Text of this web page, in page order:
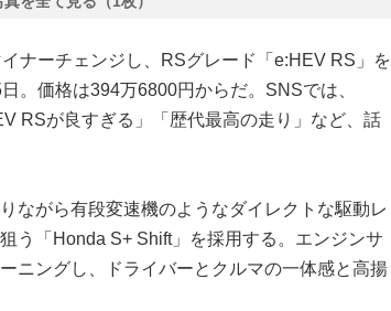
イナーチェンジし、RSグレード「e:HEV RS」を
。価格は394万6800円からだ。SNSでは、
RSが良すぎる」「歴代最高の走り」など、話
ながら有段変速機のようなダイレクトな駆動レ
う「Honda S+ Shift」を採用する。エンジンサ
ニングし、ドライバーとクルマの一体感と高揚